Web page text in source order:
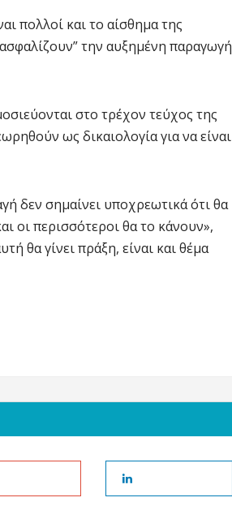
πολλοί και το αίσθημα της
την αυξημένη παραγωγή
στο τρέχον τεύχος της
ως δικαιολογία για να είναι
δεν σημαίνει υποχρεωτικά ότι θα
οι περισσότεροι θα το κάνουν»,
θα γίνει πράξη, είναι και θέμα